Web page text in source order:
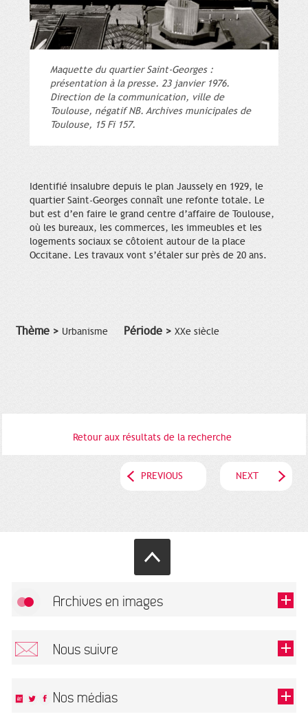
Maquette du quartier Saint-Georges :
présentation à la presse. 23 janvier 1976.
Direction de la communication, ville de
Toulouse, négatif NB. Archives municipales de
Toulouse, 15 Fi 157.
Identifié insalubre depuis le plan Jaussely en 1929, le
quartier Saint-Georges connaît une refonte totale. Le
but est d’en faire le grand centre d’affaire de Toulouse,
où les bureaux, les commerces, les immeubles et les
logements sociaux se côtoient autour de la place
Occitane. Les travaux vont s’étaler sur près de 20 ans.
Thème > Urbanisme Période > XXe siècle
Retour aux résultats de la recherche
PREVIOUS NEXT
Archives en images
Nous suivre
Nos médias